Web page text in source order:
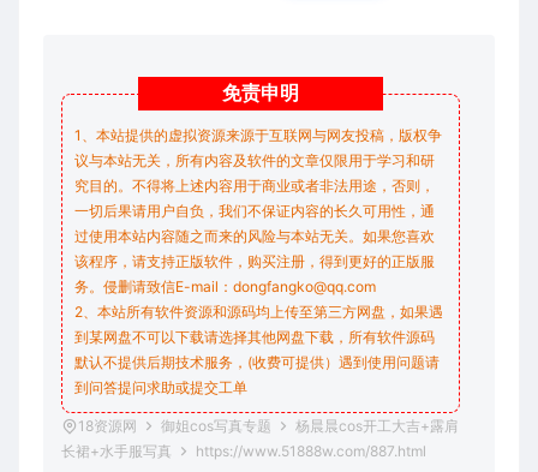
免责申明
1、本站提供的虚拟资源来源于互联网与网友投稿，版权争
议与本站无关，所有内容及软件的文章仅限用于学习和研
究目的。不得将上述内容用于商业或者非法用途，否则，
一切后果请用户自负，我们不保证内容的长久可用性，通
过使用本站内容随之而来的风险与本站无关。如果您喜欢
该程序，请支持正版软件，购买注册，得到更好的正版服
务。侵删请致信E-mail：dongfangko@qq.com
2、本站所有软件资源和源码均上传至第三方网盘，如果遇
到某网盘不可以下载请选择其他网盘下载，所有软件源码
默认不提供后期技术服务，(收费可提供）遇到使用问题请
到问答提问求助或提交工单
18资源网 御姐cos写真专题
杨晨晨cos开工大吉+露肩
长裙+水手服写真
https://www.51888w.com/887.html